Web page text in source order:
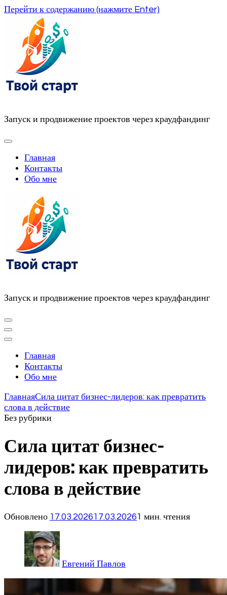
Перейти к содержанию (нажмите Enter)
Запуск и продвижение проектов через краудфандинг
Главная
Контакты
Обо мне
Запуск и продвижение проектов через краудфандинг
Главная
Контакты
Обо мне
ГлавнаяСила цитат бизнес-лидеров: как превратить
слова в действие
Без рубрики
Сила цитат бизнес-
лидеров: как превратить
слова в действие
Обновлено 17.03.202617.03.20261 мин. чтения
Евгений Павлов